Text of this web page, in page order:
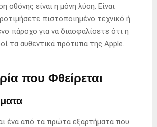
οθόνης είναι η μόνη λύση. Είναι
πιστοποιημένο τεχνικό ή
πάροχο για να διασφαλίσετε ότι η
τα αυθεντικά πρότυπα της Apple.
που Φθείρεται
ένα από τα πρώτα εξαρτήματα που